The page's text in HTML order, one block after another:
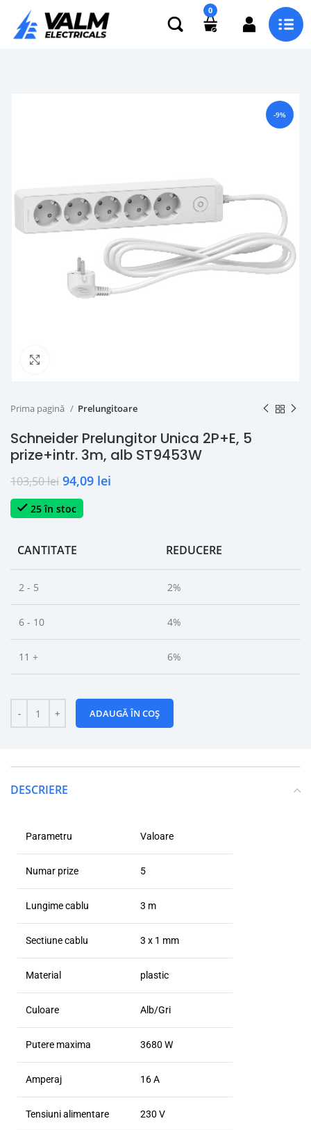
0
-9%
Prima pagină Prelungitoare
Schneider Prelungitor Unica 2P+E, 5
prize+intr. 3m, alb ST9453W
103,50lei 94,09 lei
25 în stoc
CANTITATE REDUCERE
2 - 5 2%
6 - 10 4%
11 + 6%
ADAUGĂ ÎN COȘ
DESCRIERE
Parametru Valoare
Numar prize 5
Lungime cablu 3 m
Sectiune cablu 3 x 1 mm
Material plastic
Culoare Alb/Gri
Putere maxima 3680 W
Amperaj 16 A
Tensiuni alimentare 230 V